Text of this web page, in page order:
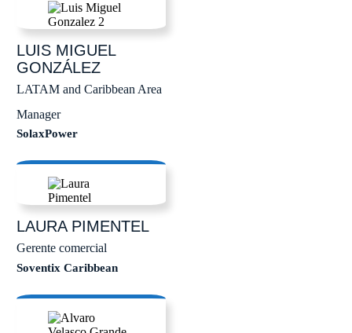
LUIS MIGUEL
GONZÁLEZ
LATAM and Caribbean Area
Manager
SolaxPower
LAURAPIMENTEL
Gerente comercial
Soventix Caribbean